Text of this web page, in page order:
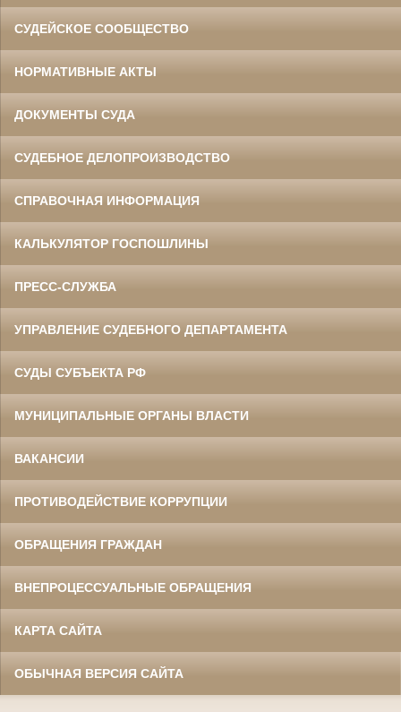
СУДЕЙСКОЕ СООБЩЕСТВО
НОРМАТИВНЫЕ АКТЫ
ДОКУМЕНТЫ СУДА
СУДЕБНОЕ ДЕЛОПРОИЗВОДСТВО
СПРАВОЧНАЯ ИНФОРМАЦИЯ
КАЛЬКУЛЯТОР ГОСПОШЛИНЫ
ПРЕСС-СЛУЖБА
УПРАВЛЕНИЕ СУДЕБНОГО ДЕПАРТАМЕНТА
СУДЫ СУБЪЕКТА РФ
МУНИЦИПАЛЬНЫЕ ОРГАНЫ ВЛАСТИ
ВАКАНСИИ
ПРОТИВОДЕЙСТВИЕ КОРРУПЦИИ
ОБРАЩЕНИЯ ГРАЖДАН
ВНЕПРОЦЕССУАЛЬНЫЕ ОБРАЩЕНИЯ
КАРТА САЙТА
ОБЫЧНАЯ ВЕРСИЯ САЙТА